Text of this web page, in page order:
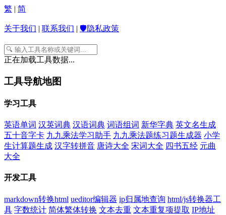
繁 | 简
关于我们 | 联系我们 | 🛡️隐私政策
正在加载工具数据...
工具导航地图
学习工具
英语单词 汉英词典 汉语词典 词语组词 新华字典 英文名生成
五十音字卡 九九乘法学习助手 九九乘法题练习题生成器 小学
生计算题生成 汉字转拼音 唐诗大全 宋词大全 四书五经 元曲
大全
开发工具
markdown转换html ueditor编辑器 ip归属地查询 html/js转换器工
具 字数统计 简体繁体转换 文本去重 文本重复项提取 IP地址